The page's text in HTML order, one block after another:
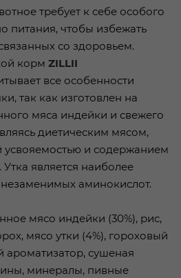
требует к себе особого
питания, чтобы избежать
со здоровьем.
корм ZILLII
все особенности
так как изготовлен на
мяса индейки и свежего
диетическим мясом,
усвояемостью и содержанием
является наиболее
аминокислот.
мясо индейки (30%), рис,
мясо утки (4%), гороховый
ароматизатор, сушеная
минералы, пивные